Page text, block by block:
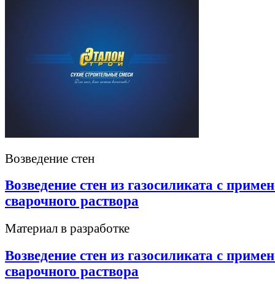
Возведение стен
Возведение стен из газосиликата с
сварочного раствора
Материал в разработке
Возведение стен из газосиликата с
сварочного раствора